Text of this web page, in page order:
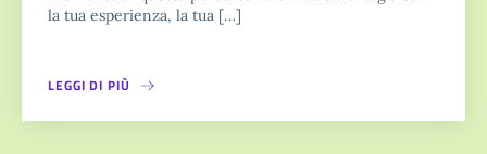
la tua esperienza, la tua […]
LEGGI DI PIÙ